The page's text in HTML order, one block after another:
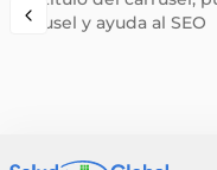
carrusel y ayuda al SEO